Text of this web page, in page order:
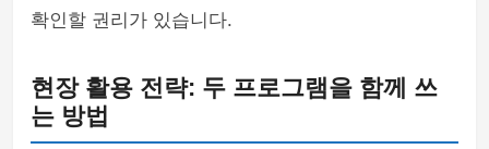
확인할 권리가 있습니다.
현장 활용 전략: 두 프로그램을 함께 쓰
는 방법